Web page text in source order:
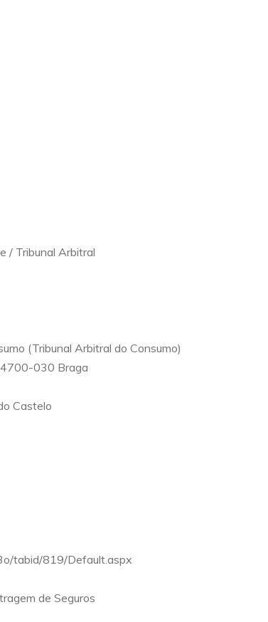
/ Tribunal Arbitral
(Tribunal Arbitral do Consumo)
4700-030 Braga
Castelo
tabid/819/Default.aspx
de Seguros